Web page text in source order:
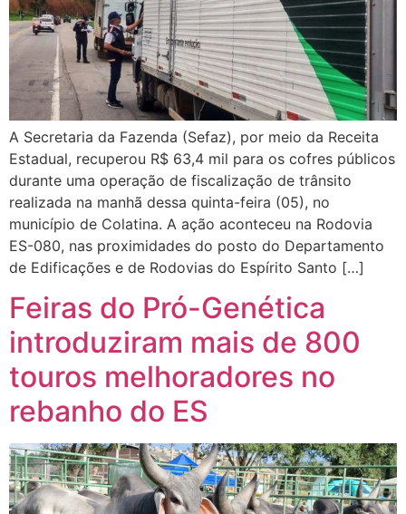
A Secretaria da Fazenda (Sefaz), por meio da Receita
Estadual, recuperou R$ 63,4 mil para os cofres públicos
durante uma operação de fiscalização de trânsito
realizada na manhã dessa quinta-feira (05), no
município de Colatina. A ação aconteceu na Rodovia
ES-080, nas proximidades do posto do Departamento
de Edificações e de Rodovias do Espírito Santo […]
Feiras do Pró-Genética
introduziram mais de 800
touros melhoradores no
rebanho do ES